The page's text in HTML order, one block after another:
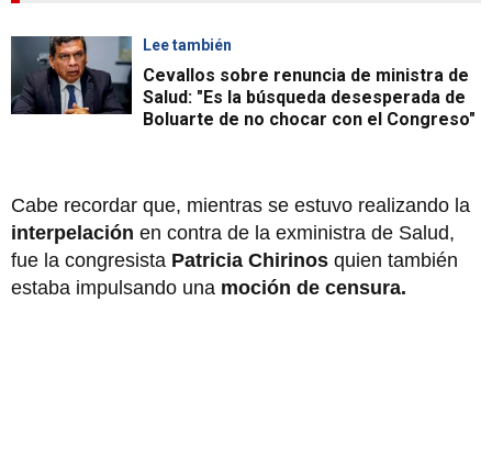
Lee también
Cevallos sobre renuncia de ministra de
Salud: "Es la búsqueda desesperada de
Boluarte de no chocar con el Congreso"
Cabe recordar que, mientras se estuvo realizando la
interpelación en contra de la exministra de Salud,
fue la congresista Patricia Chirinos quien también
estaba impulsando una moción de censura.